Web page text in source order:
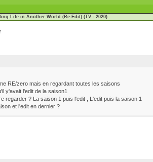
Life in Another World (Re-Edit) (TV - 2020)
RE/zero mais en regardant toutes les saisons
y'avait l'edit de la saison1
regarder ? La saison 1 puis l'edit , L'edit puis la saison 1
et l'edit en dernier ?